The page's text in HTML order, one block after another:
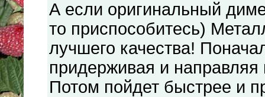
А если оригинальный
то приспособитесь)
лучшего качества!
придерживая и направляя
Потом пойдет быстрее и